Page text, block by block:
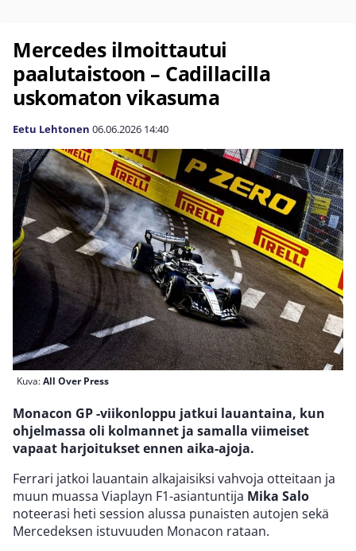
Mercedes ilmoittautui
paalutaistoon – Cadillacilla
uskomaton vikasuma
Eetu Lehtonen 06.06.2026 14:40
Kuva:All Over Press
Monacon GP -viikonloppu jatkui lauantaina, kun
ohjelmassa oli kolmannet ja samalla viimeiset
vapaat harjoitukset ennen aika-ajoja.
Ferrari jatkoi lauantain alkajaisiksi vahvoja otteitaan ja
muun muassa Viaplayn F1-asiantuntija Mika Salo
noteerasi heti session alussa punaisten autojen sekä
Mercedeksen istuvuuden Monacon rataan.